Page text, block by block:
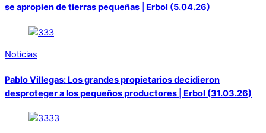
se apropien de tierras pequeñas | Erbol (5.04.26)
Noticias
Pablo Villegas: Los grandes propietarios decidieron
desproteger a los pequeños productores | Erbol (31.03.26)